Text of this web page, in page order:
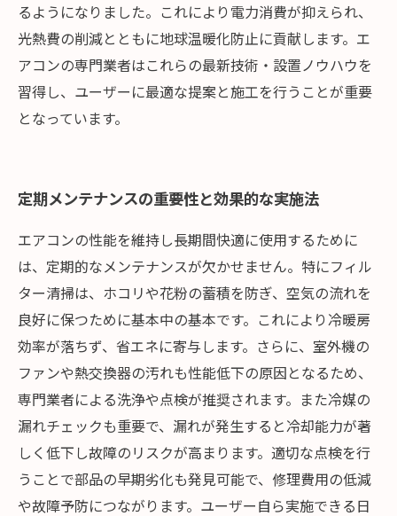
るようになりました。これにより電力消費が抑えられ、
光熱費の削減とともに地球温暖化防止に貢献します。エ
アコンの専門業者はこれらの最新技術・設置ノウハウを
習得し、ユーザーに最適な提案と施工を行うことが重要
となっています。
定期メンテナンスの重要性と効果的な実施法
エアコンの性能を維持し長期間快適に使用するために
は、定期的なメンテナンスが欠かせません。特にフィル
ター清掃は、ホコリや花粉の蓄積を防ぎ、空気の流れを
良好に保つために基本中の基本です。これにより冷暖房
効率が落ちず、省エネに寄与します。さらに、室外機の
ファンや熱交換器の汚れも性能低下の原因となるため、
専門業者による洗浄や点検が推奨されます。また冷媒の
漏れチェックも重要で、漏れが発生すると冷却能力が著
しく低下し故障のリスクが高まります。適切な点検を行
うことで部品の早期劣化も発見可能で、修理費用の低減
や故障予防につながります。ユーザー自ら実施できる日